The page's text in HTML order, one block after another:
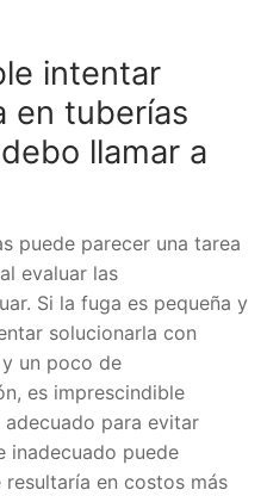
intentar
en tuberías
llamar a
puede parecer una tarea
evaluar las
Si la fuga es pequeña y
solucionarla con
un poco de
es imprescindible
para evitar
inadecuado puede
en costos más